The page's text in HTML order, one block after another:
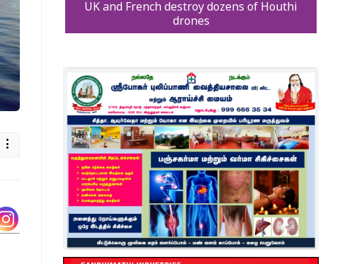
UK and French destroy dozens of Houthi
drones